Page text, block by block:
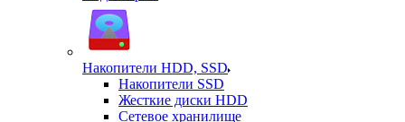
Накопители HDD, SSD
Накопители SSD
Жесткие диски HDD
Сетевое хранилище